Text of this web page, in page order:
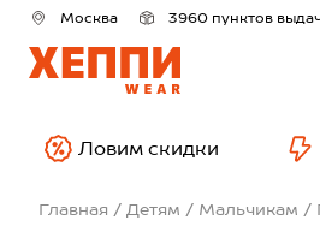
Москва 3960 пунктов
Ловим скидки
Главная Детям Мальчикам